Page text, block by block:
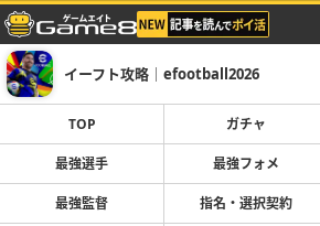
イーフト攻略｜efootball2026
TOP ガチャ
最強選手 最強フォメ
最強監督 指名・選択契約